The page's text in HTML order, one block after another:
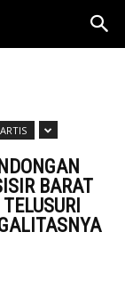
ARTIS
BARAT